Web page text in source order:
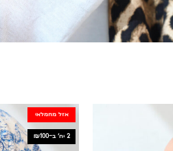
אזל מהמלאי
2 יח׳ ב-₪100